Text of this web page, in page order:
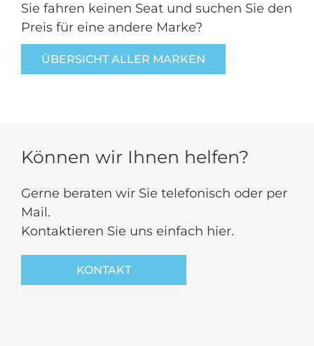
Sie fahren keinen Seat und suchen Sie den
Preis für eine andere Marke?
ÜBERSICHT ALLER MARKEN
Können wir Ihnen helfen?
Gerne beraten wir Sie telefonisch oder per
Mail.
Kontaktieren Sie uns einfach hier.
KONTAKT